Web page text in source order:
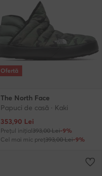
Ofertă
The North Face
Papuci de casă · Kaki
Prețul actual
353,90 Lei
Prețul inițial393,00 Lei-9%
Cel mai mic preț393,00 Lei-9%